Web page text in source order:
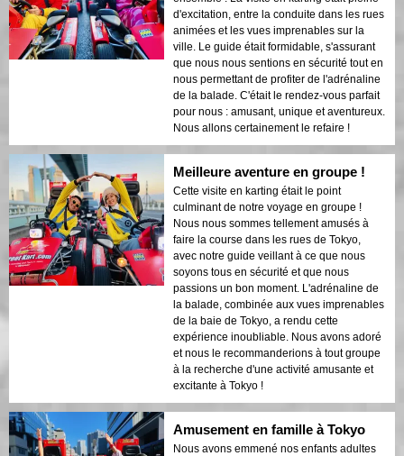
d'excitation, entre la conduite dans les rues
animées et les vues imprenables sur la
ville. Le guide était formidable, s'assurant
que nous nous sentions en sécurité tout en
nous permettant de profiter de l'adrénaline
de la balade. C'était le rendez-vous parfait
pour nous : amusant, unique et aventureux.
Nous allons certainement le refaire !
Meilleure aventure en groupe !
Cette visite en karting était le point
culminant de notre voyage en groupe !
Nous nous sommes tellement amusés à
faire la course dans les rues de Tokyo,
avec notre guide veillant à ce que nous
soyons tous en sécurité et que nous
passions un bon moment. L'adrénaline de
la balade, combinée aux vues imprenables
de la baie de Tokyo, a rendu cette
expérience inoubliable. Nous avons adoré
et nous le recommanderions à tout groupe
à la recherche d'une activité amusante et
excitante à Tokyo !
Amusement en famille à Tokyo
Nous avons emmené nos enfants adultes